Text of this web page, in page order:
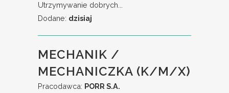
Utrzymywanie dobrych...
Dodane: dzisiaj
MECHANIK /
MECHANICZKA (K/M/X)
Pracodawca: PORR S.A.